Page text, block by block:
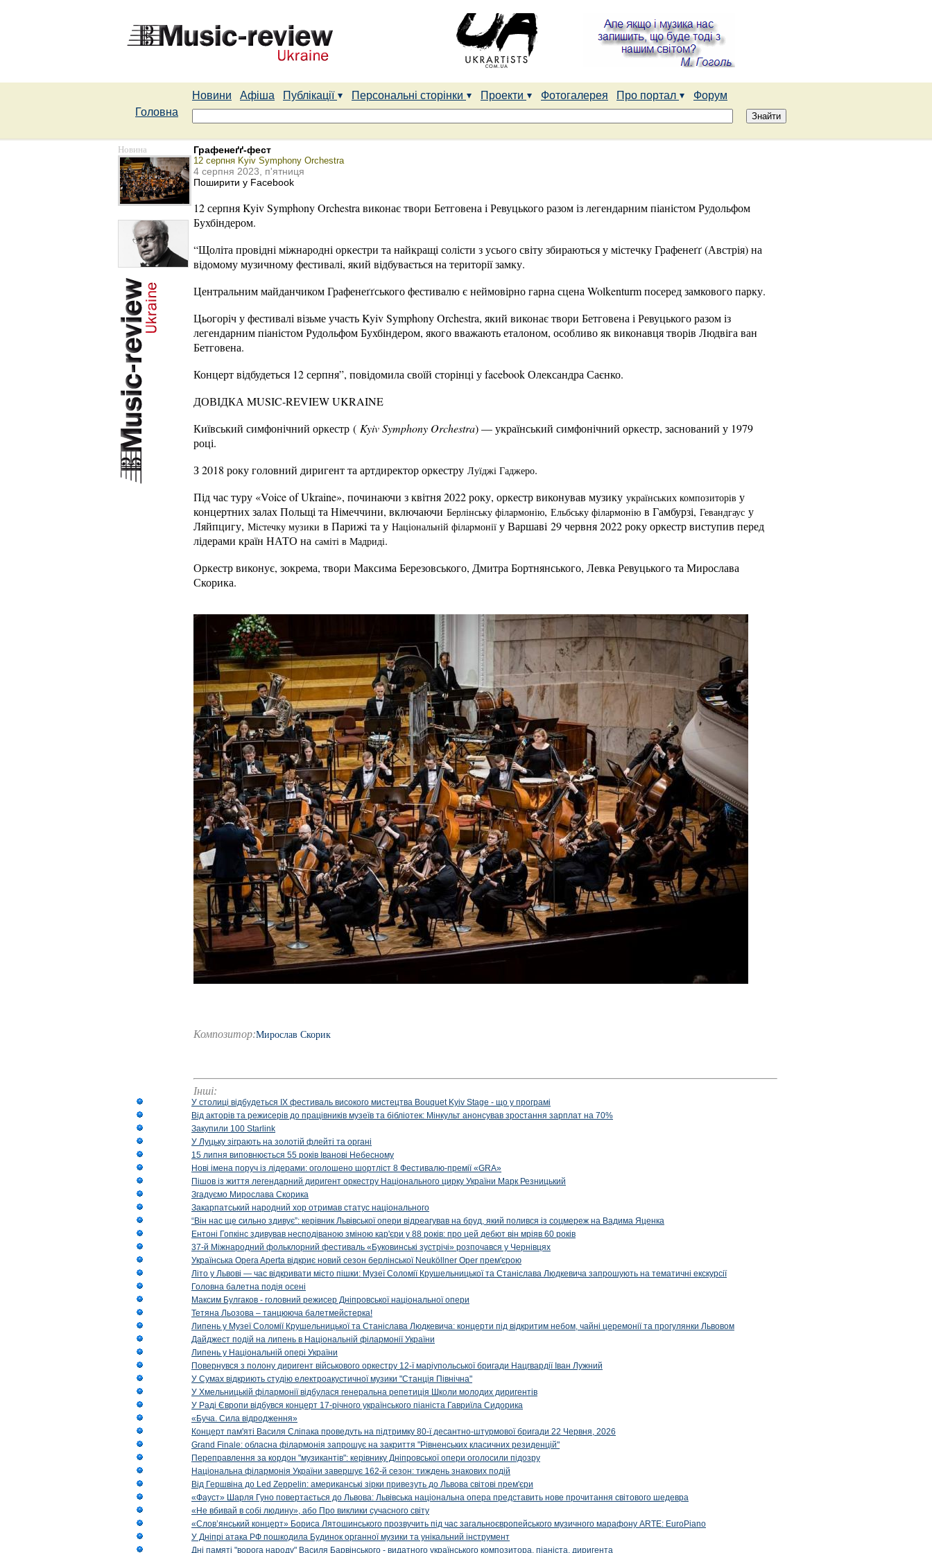
Новини Афіша Публікації Персональні сторінки Проекти Фотогалерея Про портал
Форум
Головна
Новина Графенеґґ-фест
12 серпня Kyiv Symphony Orchestra
4 серпня 2023, п'ятниця
Поширити у Facebook
12 серпня Kyiv Symphony Orchestra виконає твори Бетговена і Ревуцького разом із легендарним піаністом Рудольфом
Бухбіндером.
“Щоліта провідні міжнародні оркестри та найкращі солісти з усього світу збираються у містечку Графенеґґ (Австрія) на
відомому музичному фестивалі, який відбувається на території замку.
Центральним майданчиком Графенеґґського фестивалю є неймовірно гарна сцена Wolkenturm посеред замкового парку.
Цьогоріч у фестивалі візьме участь Kyiv Symphony Orchestra, який виконає твори Бетговена і Ревуцького разом із
легендарним піаністом Рудольфом Бухбіндером, якого вважають еталоном, особливо як виконавця творів Людвіга ван
Бетговена.
Концерт відбудеться 12 серпня”, повідомила своїй сторінці у facebook Олександра Саєнко.
ДОВІДКА MUSIC-REVIEW UKRAINE
Київський симфонічний оркестр ( Kyiv Symphony Orchestra) — український симфонічний оркестр, заснований у 1979
році.
З 2018 року головний диригент та артдиректор оркестру Луїджі Гаджеро.
Під час туру «Voice of Ukraine», починаючи з квітня 2022 року, оркестр виконував музику українських композиторів у
концертних залах Польщі та Німеччини, включаючи Берлінську філармонію, Ельбську філармонію в Гамбурзі, Гевандгаус у
Ляйпцигу, Містечку музики в Парижі та у Національній філармонії у Варшаві 29 червня 2022 року оркестр виступив перед
лідерами країн НАТО на саміті в Мадриді.
Оркестр виконує, зокрема, твори Максима Березовського, Дмитра Бортнянського, Левка Ревуцького та Мирослава
Скорика.
Композитор:Мирослав Скорик
Інші:
У столиці відбудеться IX фестиваль високого мистецтва Bouquet Kyiv Stage - що у програмі
Від акторів та режисерів до працівників музеїв та бібліотек: Мінкульт анонсував зростання зарплат на 70%
Закупили 100 Starlink
У Луцьку зіграють на золотій флейті та органі
15 липня виповнюється 55 років Іванові Небесному
Нові імена поруч із лідерами: оголошено шортліст 8 Фестивалю-премії «GRA»
Пішов із життя легендарний диригент оркестру Національного цирку України Марк Резницький
Згадуємо Мирослава Скорика
Закарпатський народний хор отримав статус національного
“Він нас ще сильно здивує”: керівник Львівської опери відреагував на бруд, який полився із соцмереж на Вадима Яценка
Ентоні Гопкінс здивував несподіваною зміною кар'єри у 88 років: про цей дебют він мріяв 60 років
37-й Міжнародний фольклорний фестиваль «Буковинські зустрічі» розпочався у Чернівцях
Українська Opera Aperta відкриє новий сезон берлінської Neuköllner Oper прем'єрою
Літо у Львові — час відкривати місто пішки: Музеї Соломії Крушельницької та Станіслава Людкевича запрошують на тематичні екскурсії
Головна балетна подія осені
Максим Булгаков - головний режисер Дніпровської національної опери
Тетяна Льозова – танцююча балетмейстерка!
Липень у Музеї Соломії Крушельницької та Станіслава Людкевича: концерти під відкритим небом, чайні церемонії та прогулянки Львовом
Дайджест подій на липень в Національній філармонії України
Липень у Національній опері України
Повернувся з полону диригент військового оркестру 12-ї маріупольської бригади Нацгвардії Іван Лужний
У Сумах відкриють студію електроакустичної музики "Станція Північна"
У Хмельницькій філармонії відбулася генеральна репетиція Школи молодих диригентів
У Раді Європи відбувся концерт 17-річного українського піаніста Гавриїла Сидорика
«Буча. Сила відродження»
Концерт пам'яті Василя Сліпака проведуть на підтримку 80-ї десантно-штурмової бригади 22 Червня, 2026
Grand Finale: обласна філармонія запрошує на закриття "Рівненських класичних резиденцій"
Переправлення за кордон "музикантів": керівнику Дніпровської опери оголосили підозру
Національна філармонія України завершує 162-й сезон: тиждень знакових подій
Від Гершвіна до Led Zeppelin: американські зірки привезуть до Львова світові прем'єри
«Фауст» Шарля Гуно повертається до Львова: Львівська національна опера представить нове прочитання світового шедевра
«Не вбивай в собі людину», або Про виклики сучасного світу
«Слов’янський концерт» Бориса Лятошинського прозвучить під час загальноєвропейського музичного марафону ARTE: EuroPiano
У Дніпрі атака РФ пошкодила Будинок органної музики та унікальний інструмент
Дні памяті "ворога народу" Василя Барвінського - видатного українського композитора, піаніста, диригента